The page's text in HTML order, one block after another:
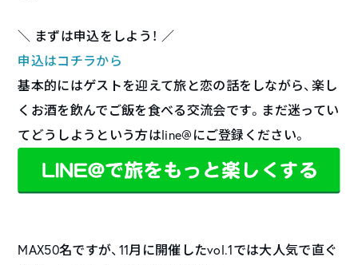
＼ まずは申込をしよう！ ／
申込はコチラから
基本的にはゲストを迎えて旅と恋の話をしながら、楽し
くお酒を飲んでご飯を食べる交流会です。まだ迷ってい
てどうしようという方はline@にご登録ください。
MAX50名ですが、11月に開催したvol.1では大人気で直ぐ